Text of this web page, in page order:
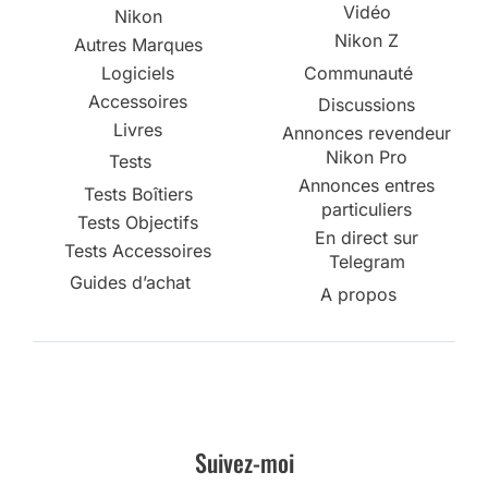
Nikon
Autres Marques
Logiciels
Accessoires
Livres
Tests
Tests Boîtiers
Tests Objectifs
Tests Accessoires
Guides d’achat
Vidéo
Nikon Z
Communauté
Discussions
Annonces revendeur
Nikon Pro
Annonces entres
particuliers
En direct sur
Telegram
A propos
Suivez-moi